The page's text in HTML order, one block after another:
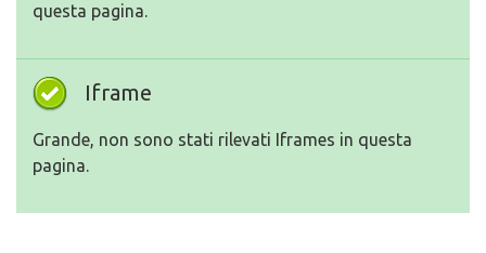
questa pagina.
Iframe
Grande, non sono stati rilevati Iframes in questa
pagina.